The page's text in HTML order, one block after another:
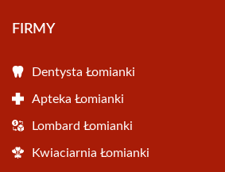
FIRMY
Dentysta Łomianki
Apteka Łomianki
Lombard Łomianki
Kwiaciarnia Łomianki